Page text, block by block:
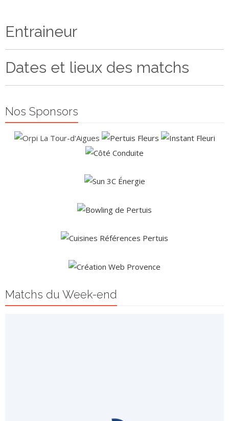
Entraineur
Dates et lieux des matchs
Nos Sponsors
Matchs du Week-end